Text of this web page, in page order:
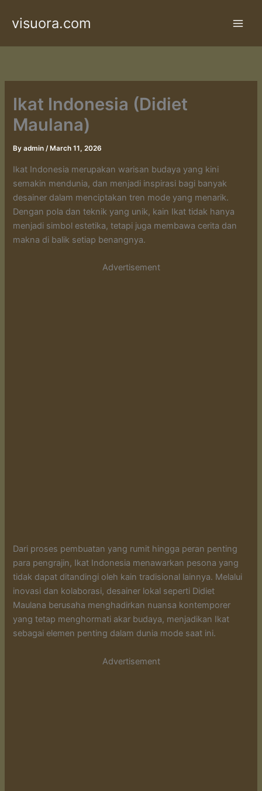
visuora.com
Ikat Indonesia (Didiet
Maulana)
Byadmin/ March 11, 2026
Ikat Indonesia merupakan warisan budaya yang kini
semakin mendunia, dan menjadi inspirasi bagi banyak
desainer dalam menciptakan tren mode yang menarik.
Dengan pola dan teknik yang unik, kain Ikat tidak hanya
menjadi simbol estetika, tetapi juga membawa cerita dan
makna di balik setiap benangnya.
Advertisement
Dari proses pembuatan yang rumit hingga peran penting
para pengrajin, Ikat Indonesia menawarkan pesona yang
tidak dapat ditandingi oleh kain tradisional lainnya. Melalui
inovasi dan kolaborasi, desainer lokal seperti Didiet
Maulana berusaha menghadirkan nuansa kontemporer
yang tetap menghormati akar budaya, menjadikan Ikat
sebagai elemen penting dalam dunia mode saat ini.
Advertisement